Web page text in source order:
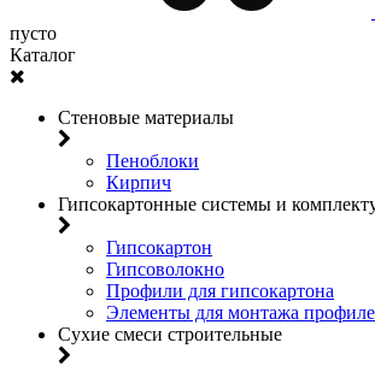
пусто
Каталог
Стеновые материалы
Пеноблоки
Кирпич
Гипсокартонные системы и
Гипсокартон
Гипсоволокно
Профили для гипсокартона
Элементы для монтажа
Сухие смеси строительные